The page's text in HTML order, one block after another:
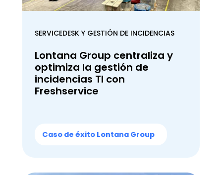
SERVICEDESK Y GESTIÓN DE INCIDENCIAS
Lontana Group centraliza y
optimiza la gestión de
incidencias TI con
Freshservice
Caso de éxito Lontana Group